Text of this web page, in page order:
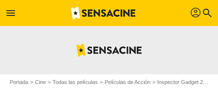
menu profil search
Portada Cine Todas las películas Películas de Acción Inspector Gadget 2